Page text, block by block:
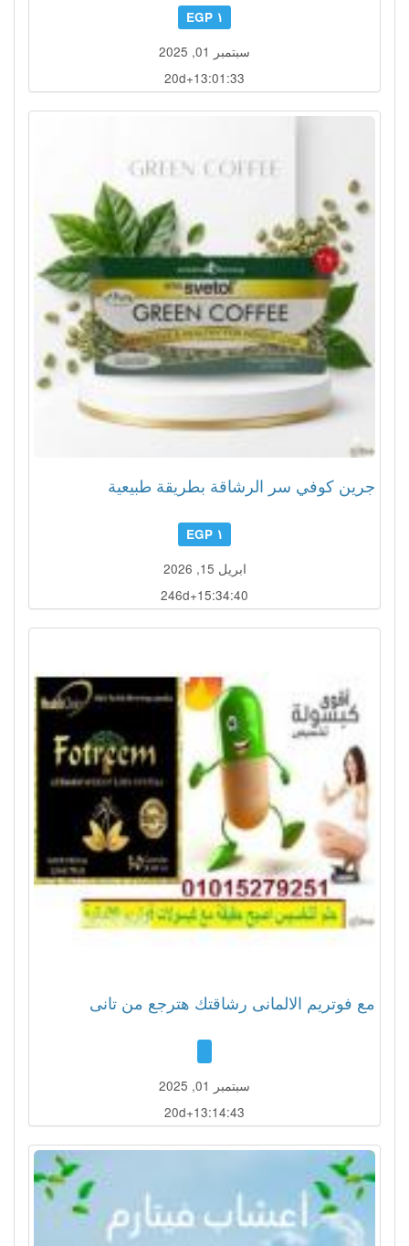
١ EGP
سبتمبر 01, 2025
20d+13:01:30
جرين كوفي سر الرشاقة بطريقة طبيعية
١ EGP
ابريل 15, 2026
246d+15:34:37
مع فوتريم الالمانى رشاقتك هترجع من تانى
سبتمبر 01, 2025
20d+13:14:40